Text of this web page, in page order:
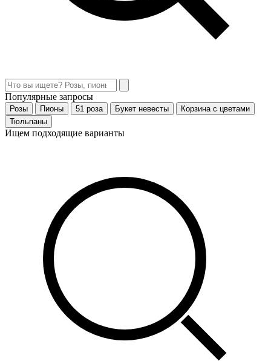
Популярные запросы
Розы Пионы 51 роза Букет невесты
Корзина с цветами
Тюльпаны
Ищем подходящие варианты